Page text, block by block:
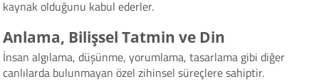
kaynak olduğunu kabul ederler.
Anlama, Bilişsel Tatmin ve Din
İnsan algılama, düşünme, yorumlama, tasarlama gibi diğer
canlılarda bulunmayan özel zihinsel süreçlere sahiptir.